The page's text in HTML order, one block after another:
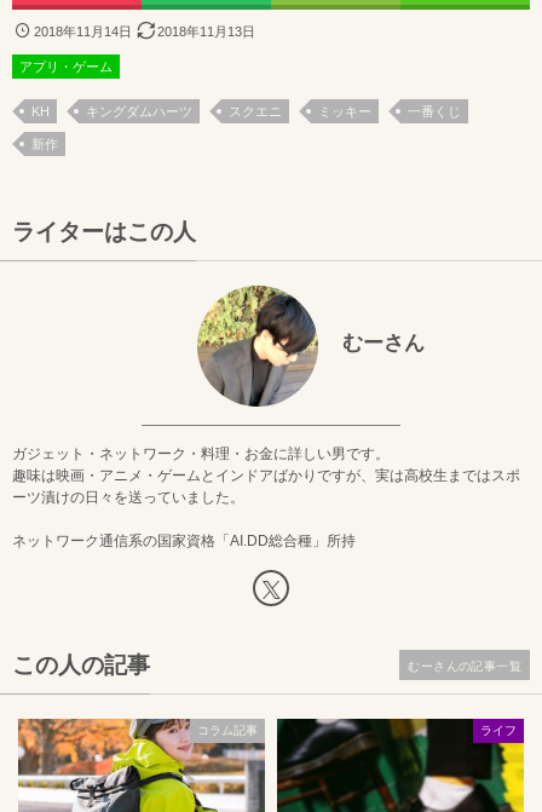
2018年11月14日 2018年11月13日
アプリ・ゲーム
KH キングダムハーツ スクエニ ミッキー 一番くじ
新作
ライターはこの人
むーさん
ガジェット・ネットワーク・料理・お金に詳しい男です。
趣味は映画・アニメ・ゲームとインドアばかりですが、実は高校生まではスポ
ーツ漬けの日々を送っていました。
ネットワーク通信系の国家資格「AI.DD総合種」所持
この人の記事
コラム記事 ライフ
むーさんの記事一覧